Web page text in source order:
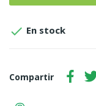
 En stock
Compartir